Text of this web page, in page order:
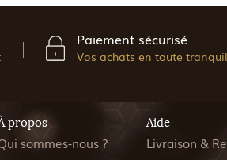
Paiement sécurisé
Vos achats en toute
propos
sommes-nous ?
Aide
Livraison &